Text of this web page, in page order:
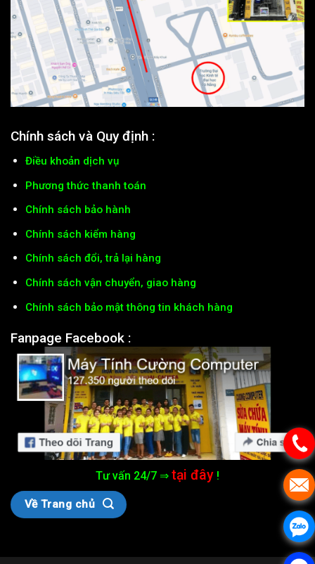
Chính sách và Quy định :
Điều khoản dịch vụ
Phương thức thanh toán
Chính sách bảo hành
Chính sách kiểm hàng
Chính sách đổi, trả lại hàng
Chính sách vận chuyển, giao hàng
Chính sách bảo mật thông tin khách hàng
Fanpage Facebook :
Tư vấn 24/7 ⇒ tại đây !
Về Trang chủ